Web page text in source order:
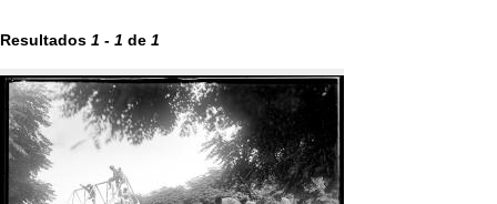
Resultados 1 - 1 de 1